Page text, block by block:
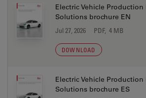
Electric Vehicle Production
Solutions brochure EN
Jul 27, 2026 PDF, 4 MB
DOWNLOAD
Electric Vehicle Production
Solutions brochure ES